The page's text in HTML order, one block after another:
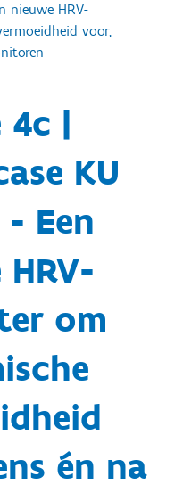
nieuwe HRV-
voor,
4c |
KU
- Een
om
én na